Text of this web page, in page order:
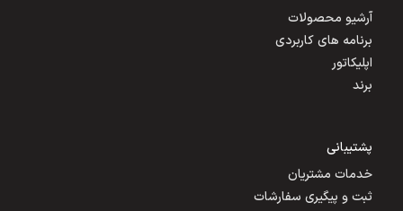
آرشیو محصولات
برنامه های کاربردی
اپلیکاتور
برند
پشتیبانی
خدمات مشتریان
ثبت و پیگیری سفارشات